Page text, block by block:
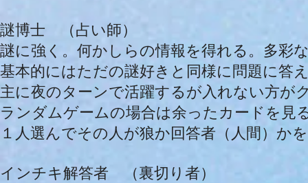
謎博士 （占い師）
謎に強く。何かしらの情報を得れる。多彩
基本的にはただの謎好きと同様に問題に答
主に夜のターンで活躍するが入れない方が
ランダムゲームの場合は余ったカードを見
１人選んでその人が狼か回答者（人間）か
インチキ解答者 （裏切り者）